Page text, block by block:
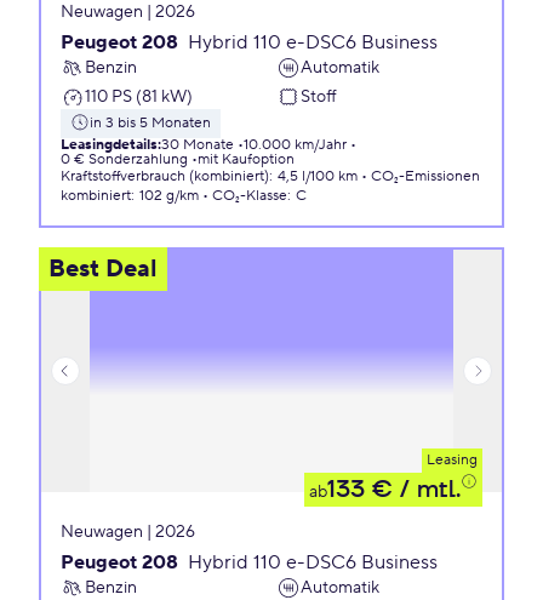
Neuwagen | 2026
Peugeot 208 Hybrid 110 e-DSC6 Business
Benzin
Automatik
110 PS (81 kW)
Stoff
in 3 bis 5 Monaten
Leasingdetails:30 Monate 10.000 km/Jahr
0 € Sonderzahlung
mit Kaufoption
Kraftstoffverbrauch (kombiniert): 4,5 l/100 km
CO₂-Emissionen
kombiniert: 102 g/km CO₂-Klasse: C
Best Deal
Leasing
ab133 € / mtl.
Neuwagen | 2026
Peugeot 208 Hybrid 110 e-DSC6 Business
Benzin
Automatik